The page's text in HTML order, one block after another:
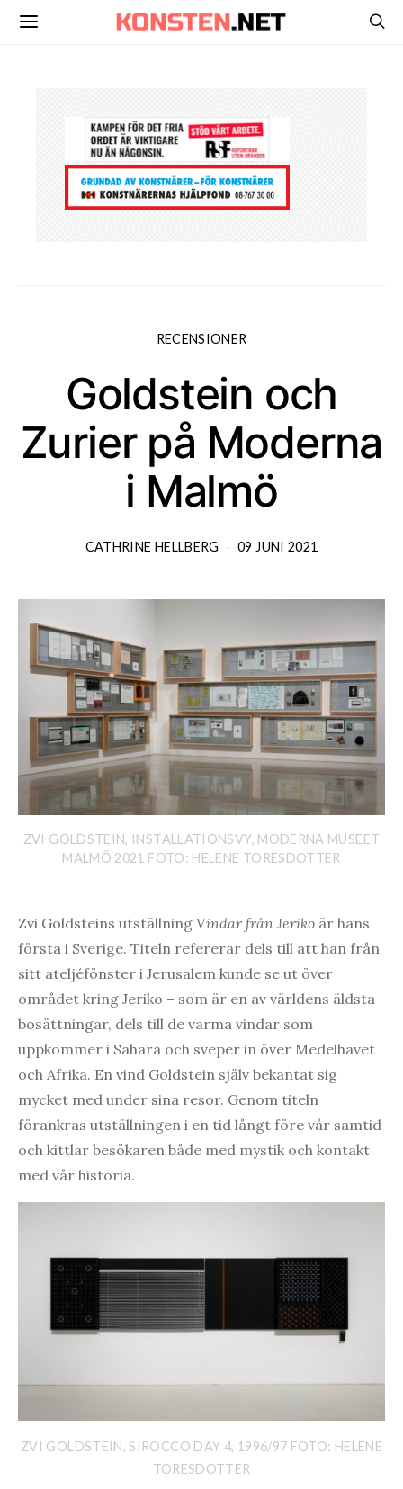
RECENSIONER
Goldstein och
Zurier på Moderna
i Malmö
CATHRINE HELLBERG 09 JUNI 2021
ZVI GOLDSTEIN, INSTALLATIONSVY, MODERNA MUSEET
MALMÖ 2021 FOTO: HELENE TORESDOTTER
Zvi Goldsteins utställning Vindar från Jeriko är hans
första i Sverige. Titeln refererar dels till att han från
sitt ateljéfönster i Jerusalem kunde se ut över
området kring Jeriko – som är en av världens äldsta
bosättningar, dels till de varma vindar som
uppkommer i Sahara och sveper in över Medelhavet
och Afrika. En vind Goldstein själv bekantat sig
mycket med under sina resor. Genom titeln
förankras utställningen i en tid långt före vår samtid
och kittlar besökaren både med mystik och kontakt
med vår historia.
ZVI GOLDSTEIN, SIROCCO DAY 4, 1996/97 FOTO: HELENE
TORESDOTTER